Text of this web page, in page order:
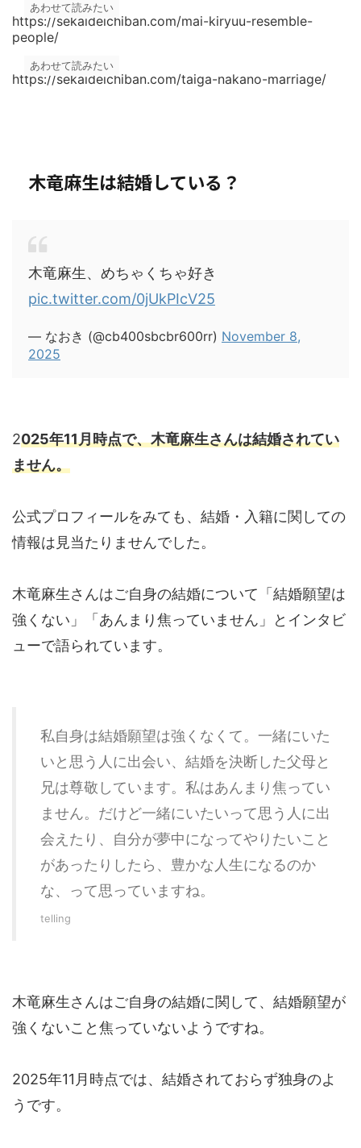
https://sekaideichiban.com/mai-kiryuu-resemble-
people/
あわせて読みたい
https://sekaideichiban.com/taiga-nakano-marriage/
あわせて読みたい
木竜麻生は結婚している？
木竜麻生、めちゃくちゃ好き
pic.twitter.com/0jUkPIcV25
— なおき (@cb400sbcbr600rr) November 8,
2025
2025年11月時点で、木竜麻生さんは結婚されてい
ません。
公式プロフィールをみても、結婚・入籍に関しての
情報は見当たりませんでした。
木竜麻生さんはご自身の結婚について「結婚願望は
強くない」「あんまり焦っていません」とインタビ
ューで語られています。
私自身は結婚願望は強くなくて。一緒にいた
いと思う人に出会い、結婚を決断した父母と
兄は尊敬しています。私はあんまり焦ってい
ません。だけど一緒にいたいって思う人に出
会えたり、自分が夢中になってやりたいこと
があったりしたら、豊かな人生になるのか
な、って思っていますね。
telling
木竜麻生さんはご自身の結婚に関して、結婚願望が
強くないこと焦っていないようですね。
2025年11月時点では、結婚されておらず独身のよ
うです。